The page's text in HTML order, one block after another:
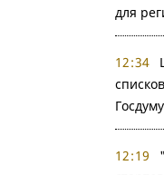
для
12:34
Госдуму
12:19